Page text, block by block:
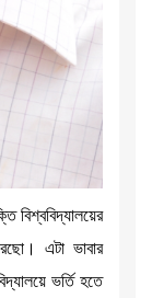
বিশ্ববিদ্যালয়ের
এটা ভাবার
ভর্তি হতে